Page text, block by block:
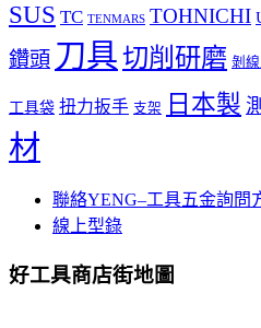
SUS TC TENMARS TOHNICHI
鑽頭 刀具切削研磨 剝
工具袋 扭力扳手 支架 日本製
材
聯絡YENG–工具五金詢問
線上型錄
好工具商店街地圖